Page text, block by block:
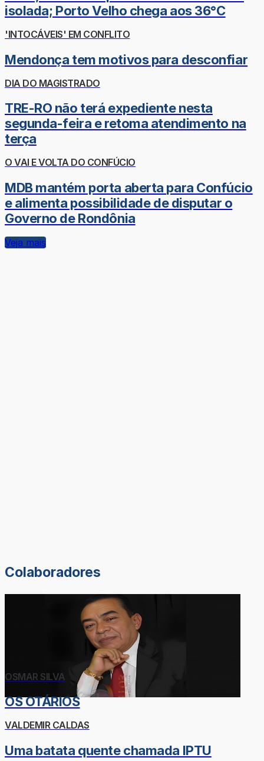
isolada; Porto Velho chega aos 36°C
'INTOCÁVEIS' EM CONFLITO
Mendonça tem motivos para desconfiar
DIA DO MAGISTRADO
TRE-RO não terá expediente nesta
segunda-feira e retoma atendimento na
terça
O VAI E VOLTA DO CONFÚCIO
MDB mantém porta aberta para Confúcio
e alimenta possibilidade de disputar o
Governo de Rondônia
Veja mais
Colaboradores
OSMAR SILVA
OS OTÁRIOS
VALDEMIR CALDAS
Uma batata quente chamada IPTU